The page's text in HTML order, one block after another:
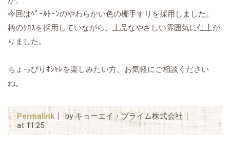
今回はﾍﾟｰﾙﾄｰﾝのやわらかい色の棚手すりを採用しました。
柄のｸﾛｽを採用していながら、上品なやさしい雰囲気に仕上が
りました。
ちょっぴりｵｼｬﾚを楽しみたい方、お気軽にご相談ください
ね。
Permalink
by キョーエイ・プライム株式会社
at 11:25